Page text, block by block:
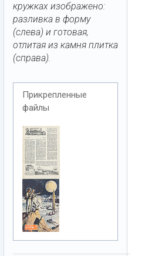
кружках изображено:
разливка в форму
(слева) и готовая,
отлитая из камня плитка
(справа).
Прикрепленные
файлы